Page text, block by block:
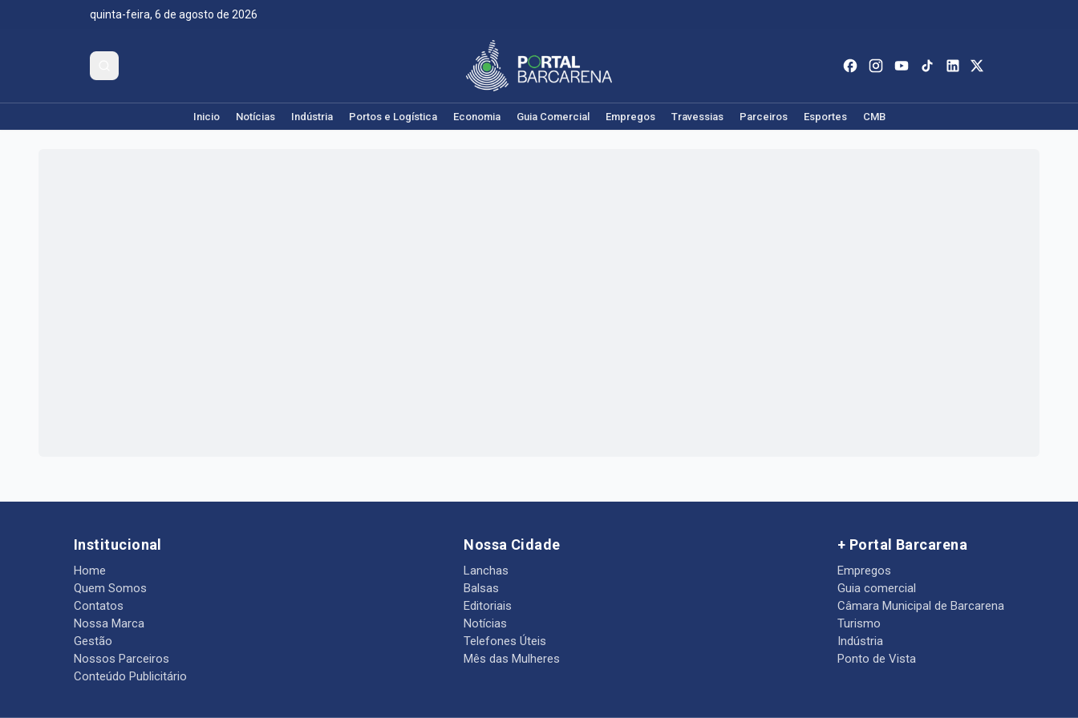
quinta-feira, 6 de agosto de 2026
Inicio Notícias Indústria Portos e Logística Economia Guia Comercial Empregos Travessias Parceiros Esportes CMB
Institucional
Home
Quem Somos
Contatos
Nossa Marca
Gestão
Nossos Parceiros
Conteúdo Publicitário
Nossa Cidade
Lanchas
Balsas
Editoriais
Notícias
Telefones Úteis
Mês das Mulheres
+ Portal Barcarena
Empregos
Guia comercial
Câmara Municipal de Barcarena
Turismo
Indústria
Ponto de Vista